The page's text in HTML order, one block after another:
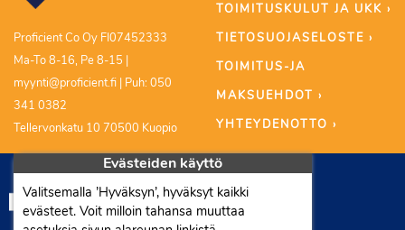
Proficient Co Oy FI07452333
Ma-To 8-16, Pe 8-15 |
myynti@proficient.fi | Puh: 050
341 0382
Tellervonkatu 10 70500 Kuopio
TOIMITUSKULUT JA UKK ›
TIETOSUOJASELOSTE ›
TOIMITUS-JA
MAKSUEHDOT ›
YHTEYDENOTTO ›
Evästeiden käyttö
Valitsemalla ’Hyväksyn’, hyväksyt kaikki
evästeet. Voit milloin tahansa muuttaa